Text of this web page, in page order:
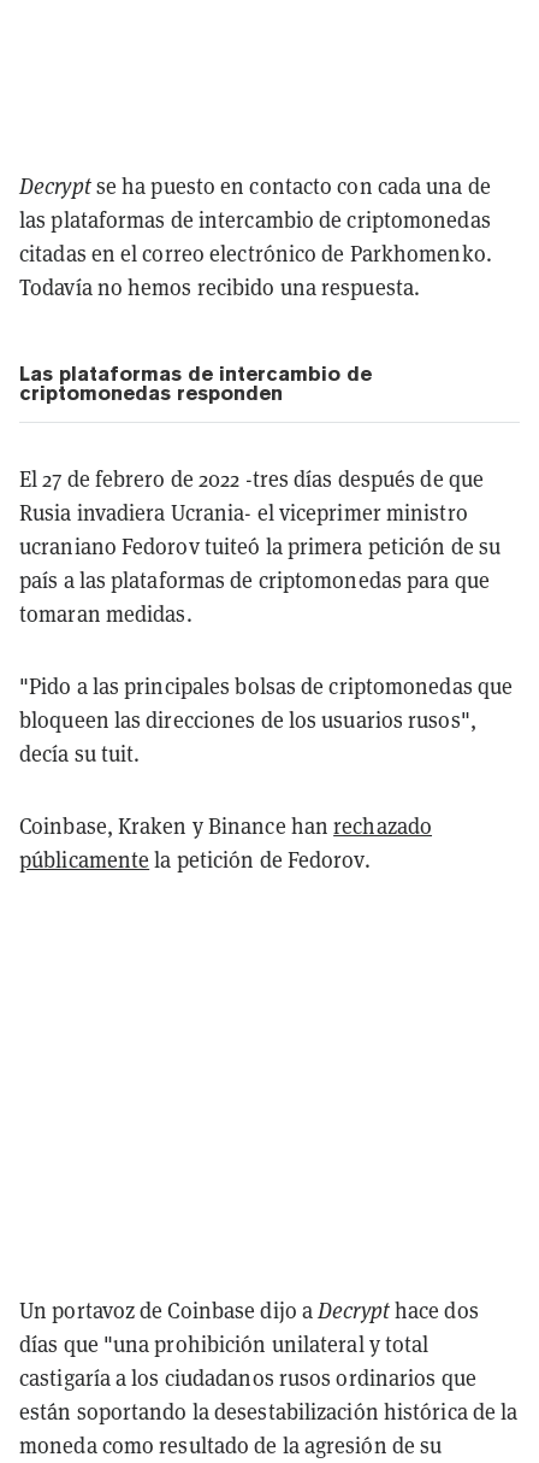
Decryptse ha puesto en contacto con cada una de
las plataformas de intercambio de criptomonedas
citadas en el correo electrónico de Parkhomenko.
Todavía no hemos recibido una respuesta.
Las plataformas de intercambio de
criptomonedas responden
El 27 de febrero de 2022 -tres días después de que
Rusia invadiera Ucrania- el viceprimer ministro
ucraniano Fedorov tuiteó la primera petición de su
país a las plataformas de criptomonedas para que
tomaran medidas.
"Pido a las principales bolsas de criptomonedas que
bloqueen las direcciones de los usuarios rusos",
decía su tuit.
Coinbase, Kraken y Binance hanrechazado
públicamente la petición de Fedorov.
Un portavoz de Coinbase dijo aDecrypthace dos
días que "una prohibición unilateral y total
castigaría a los ciudadanos rusos ordinarios que
están soportando la desestabilización histórica de la
moneda como resultado de la agresión de su